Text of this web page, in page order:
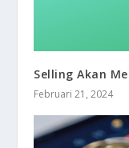
Selling Akan
Februari 21, 2024